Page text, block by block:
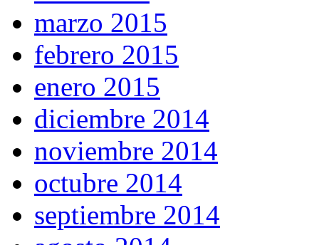
marzo 2015
febrero 2015
enero 2015
diciembre 2014
noviembre 2014
octubre 2014
septiembre 2014